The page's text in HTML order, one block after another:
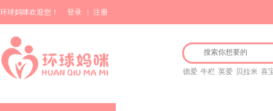
环球妈咪欢迎您！ 登录 注册
德爱 牛栏 英爱 贝拉米 喜